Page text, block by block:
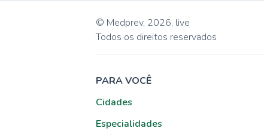
© Medprev, 2026, live
Todos os direitos reservados
PARA VOCÊ
Cidades
Especialidades